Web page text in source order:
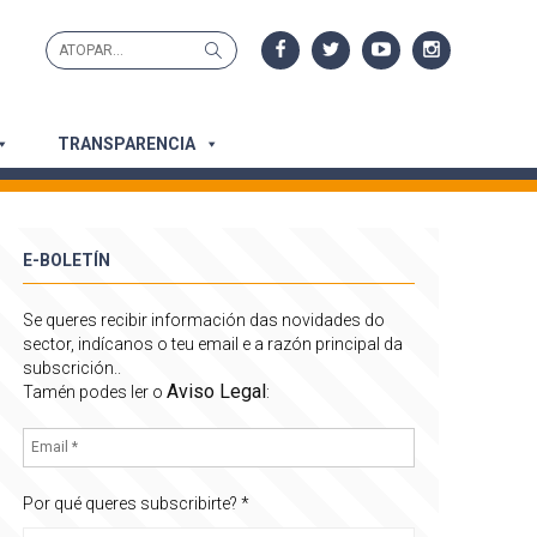
Search
for:
Search
TRANSPARENCIA
E-BOLETÍN
Se queres recibir información das novidades do
sector, indícanos o teu email e a razón principal da
subscrición..
Tamén podes ler o Aviso Legal:
Por qué queres subscribirte? *